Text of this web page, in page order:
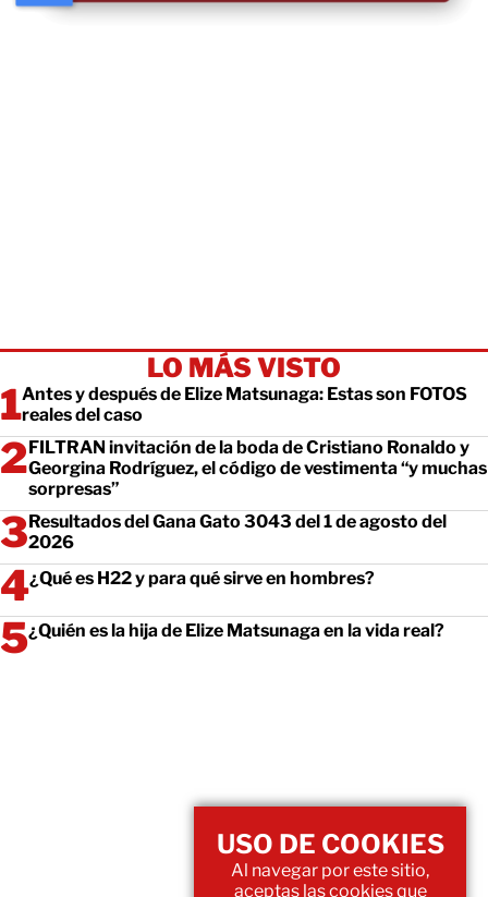
LO MÁS VISTO
Antes y después de Elize Matsunaga: Estas son FOTOS
reales del caso
FILTRAN invitación de la boda de Cristiano Ronaldo y
Georgina Rodríguez, el código de vestimenta “y muchas
sorpresas”
Resultados del Gana Gato 3043 del 1 de agosto del
2026
¿Qué es H22 y para qué sirve en hombres?
¿Quién es la hija de Elize Matsunaga en la vida real?
USO DE COOKIES
Al navegar por este sitio,
aceptas las cookies que